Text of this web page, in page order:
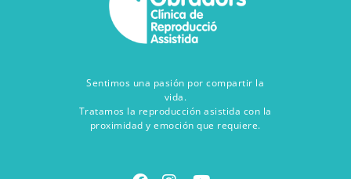
Sentimos una pasión por compartir la
vida.
Tratamos la reproducción asistida con la
proximidad y emoción que requiere.